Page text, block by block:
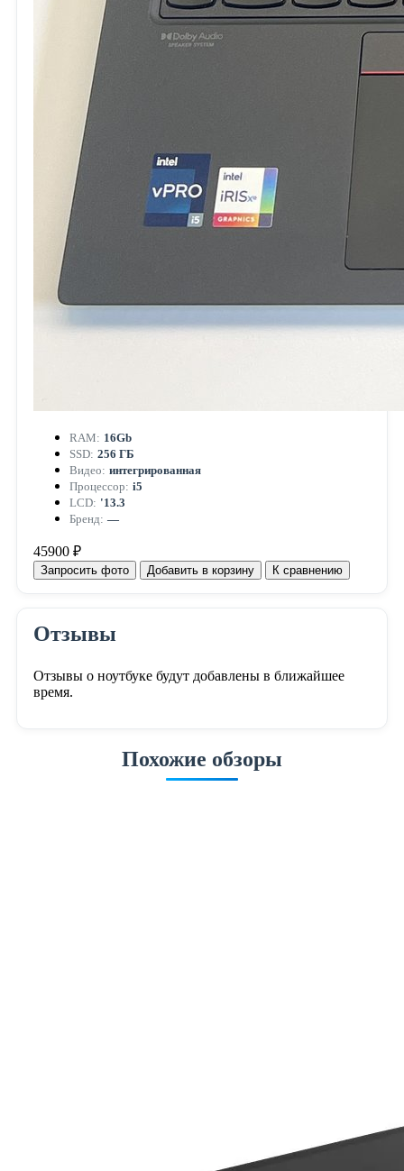
RAM: 16Gb
SSD: 256 ГБ
Видео: интегрированная
Процессор: i5
LCD: '13.3
Бренд: —
45900 ₽
Запросить фото Добавить в корзину К сравнению
Отзывы
Отзывы о ноутбуке будут добавлены в ближайшее
время.
Похожие обзоры